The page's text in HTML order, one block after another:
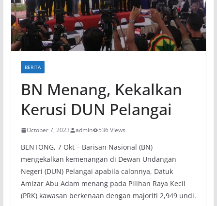
BERITA
BN Menang, Kekalkan
Kerusi DUN Pelangai
October 7, 2023 admin 536 Views
BENTONG, 7 Okt – Barisan Nasional (BN)
mengekalkan kemenangan di Dewan Undangan
Negeri (DUN) Pelangai apabila calonnya, Datuk
Amizar Abu Adam menang pada Pilihan Raya Kecil
(PRK) kawasan berkenaan dengan majoriti 2,949 undi.